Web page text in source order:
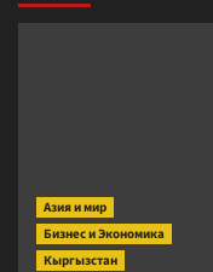
Азия и мир
Бизнес и Экономика
Кыргызстан